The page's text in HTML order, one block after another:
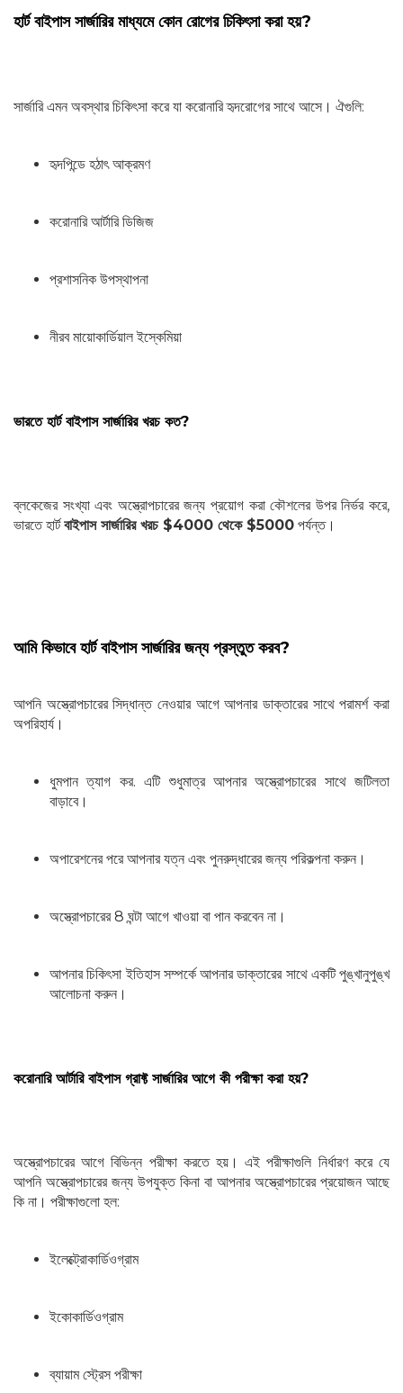
হার্ট বাইপাস সার্জারির মাধ্যমে কোন রোগের চিকিৎসা করা হয়?
সার্জারি এমন অবস্থার চিকিৎসা করে যা করোনারি হৃদরোগের সাথে আসে। ঐগুলি:
হৃদপিন্ডে হঠাৎ আক্রমণ
করোনারি আর্টারি ডিজিজ
প্রশাসনিক উপস্থাপনা
নীরব মায়োকার্ডিয়াল ইস্কেমিয়া
ভারতে হার্ট বাইপাস সার্জারির খরচ কত?
ব্লকেজের সংখ্যা এবং অস্ত্রোপচারের জন্য প্রয়োগ করা কৌশলের উপর নির্ভর করে,
ভারতে হার্টবাইপাস সার্জারির খরচ $4000 থেকে $5000 পর্যন্ত।
আমি কিভাবে হার্ট বাইপাস সার্জারির জন্য প্রস্তুত করব?
আপনি অস্ত্রোপচারের সিদ্ধান্ত নেওয়ার আগে আপনার ডাক্তারের সাথে পরামর্শ করা
অপরিহার্য।
ধুমপান ত্যাগ কর. এটি শুধুমাত্র আপনার অস্ত্রোপচারের সাথে জটিলতা
বাড়াবে।
অপারেশনের পরে আপনার যত্ন এবং পুনরুদ্ধারের জন্য পরিকল্পনা করুন।
অস্ত্রোপচারের 8 ঘন্টা আগে খাওয়া বা পান করবেন না।
আপনার চিকিৎসা ইতিহাস সম্পর্কে আপনার ডাক্তারের সাথে একটি পুঙ্খানুপুঙ্খ
আলোচনা করুন।
করোনারি আর্টারি বাইপাস গ্রাফ্ট সার্জারির আগে কী পরীক্ষা করা হয়?
অস্ত্রোপচারের আগে বিভিন্ন পরীক্ষা করতে হয়। এই পরীক্ষাগুলি নির্ধারণ করে যে
আপনি অস্ত্রোপচারের জন্য উপযুক্ত কিনা বা আপনার অস্ত্রোপচারের প্রয়োজন আছে
কি না। পরীক্ষাগুলো হল:
ইলেক্ট্রোকার্ডিওগ্রাম
ইকোকার্ডিওগ্রাম
ব্যায়াম স্ট্রেস পরীক্ষা